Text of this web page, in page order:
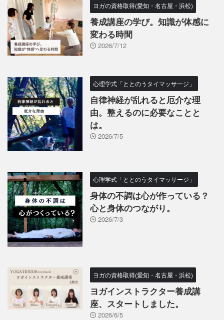
ヨガの資格取得(愛知・名古屋・浜松)
養成講座の学び。知識が体感に
変わる時間
2026/7/12
心理学式「ととのうタイマッサージ」
自律神経が乱れると厄介な理
由。整えるのに必要なことと
は。
2026/7/5
心理学式「ととのうタイマッサージ」
身体の不調は心が作っている？
心と身体のつながり。
2026/7/3
ヨガの資格取得(愛知・名古屋・浜松)
ヨガインストラクター養成講
座、スタートしました。
2026/6/5